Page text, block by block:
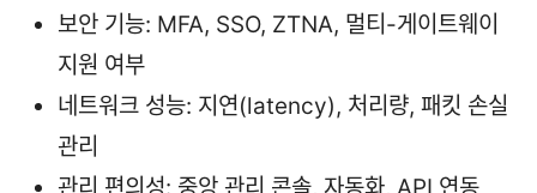
보안 기능: MFA, SSO, ZTNA, 멀티-게이트웨이
지원 여부
네트워크 성능: 지연(latency), 처리량, 패킷 손실
관리
관리 편의성: 중앙 관리 콘솔, 자동화, API 연동